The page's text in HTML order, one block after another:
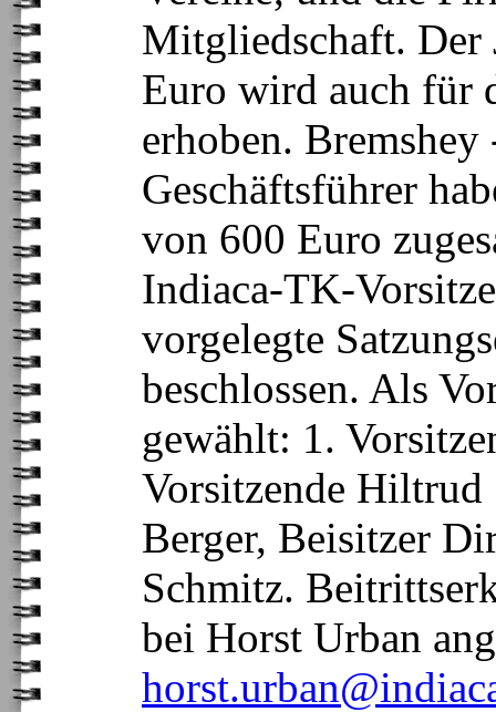
Mitgliedschaft. Der
Euro wird auch für
erhoben.
Geschäftsführer
von 600 Euro
Indiaca-TK-
vorgelegte
beschlossen. Als
gewählt: 1.
Vorsitzende Hiltrud
Berger, Beisitzer
Schmitz.
bei Horst Urban